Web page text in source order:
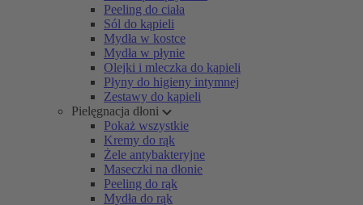
Peeling do ciała
Sól do kąpieli
Mydła w kostce
Mydła w płynie
Olejki i mleczka do kąpieli
Płyny do higieny intymnej
Zestawy do kąpieli
Pielęgnacja dłoni
Pokaż wszystkie
Kremy do rąk
Żele antybakteryjne
Maseczki na dłonie
Peeling do rąk
Mydła do rąk